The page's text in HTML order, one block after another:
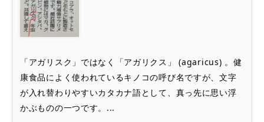
「アガリスク」ではなく「アガリクス」 (agaricus) 。健
康食品によく使われているキノコの呼び名ですが、文字
が入れ替わりやすいカタカナ語として、真っ先に思い浮
かぶものの一つです。...